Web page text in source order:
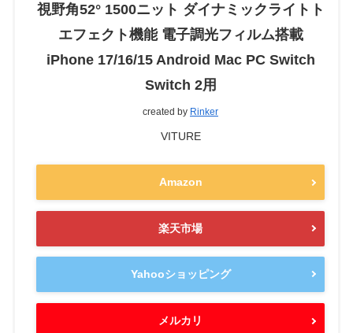
視野角52° 1500ニット ダイナミックライトト
エフェクト機能 電子調光フィルム搭載
iPhone 17/16/15 Android Mac PC Switch
Switch 2用
created by Rinker
VITURE
Amazon
楽天市場
Yahooショッピング
メルカリ